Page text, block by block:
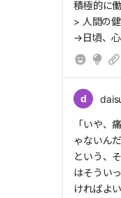
積極的に
> 人間の
→日頃、
d
もっと
「いや、
ゃないん
という、
はそうい
ければよ